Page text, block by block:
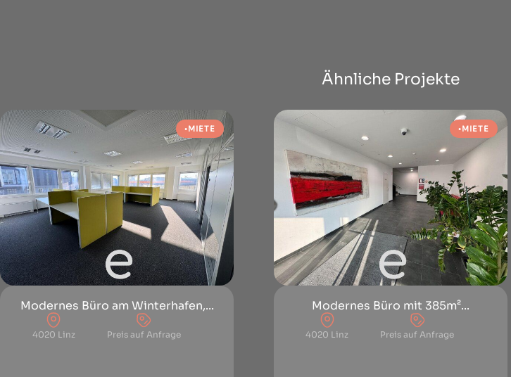
Ähnliche Projekte
MIETE
Modernes Büro am Winterhafen,...
4020 Linz Preis auf Anfrage
MIETE
Modernes Büro mit 385m²...
4020 Linz Preis auf Anfrage